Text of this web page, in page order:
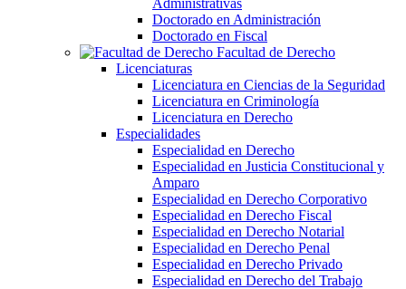
Administrativas
Doctorado en Administración
Doctorado en Fiscal
Facultad de Derecho
Licenciaturas
Licenciatura en Ciencias de la Seguridad
Licenciatura en Criminología
Licenciatura en Derecho
Especialidades
Especialidad en Derecho
Especialidad en Justicia Constitucional y
Amparo
Especialidad en Derecho Corporativo
Especialidad en Derecho Fiscal
Especialidad en Derecho Notarial
Especialidad en Derecho Penal
Especialidad en Derecho Privado
Especialidad en Derecho del Trabajo